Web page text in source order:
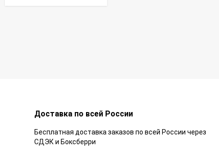
Доставка по всей России
Бесплатная доставка заказов по всей России через
СДЭК и Боксберри